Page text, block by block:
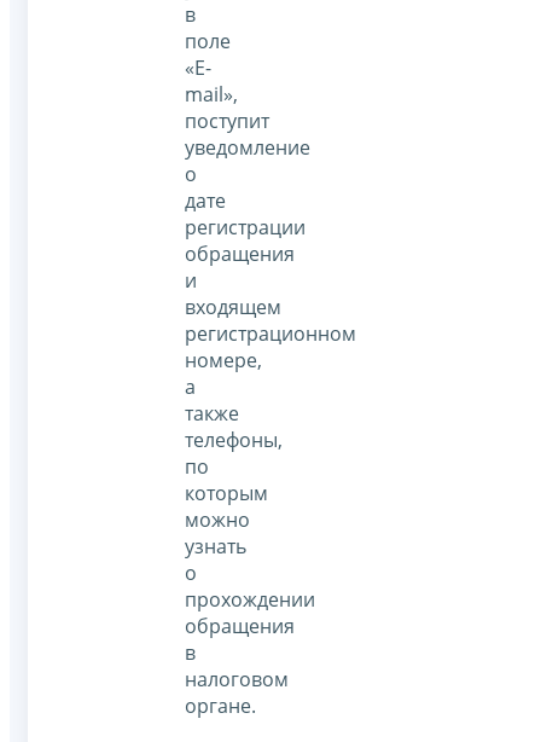
в
поле
«E-
mail»,
поступит
уведомление
о
дате
регистрации
обращения
и
входящем
регистрационном
номере,
а
также
телефоны,
по
которым
можно
узнать
о
прохождении
обращения
в
налоговом
органе.